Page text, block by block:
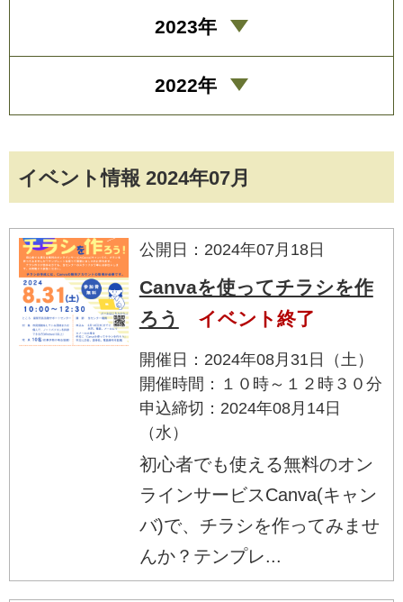
イベント情報 2024年07月
公開日：2024年07月18日
Canvaを使ってチラシを作
ろう
イベント終了
開催日：2024年08月31日（土）
開催時間：１０時～１２時３０分
申込締切：2024年08月14日
（水）
初心者でも使える無料のオン
ラインサービスCanva(キャン
バ)で、チラシを作ってみませ
んか？テンプレ...
2023年
2022年